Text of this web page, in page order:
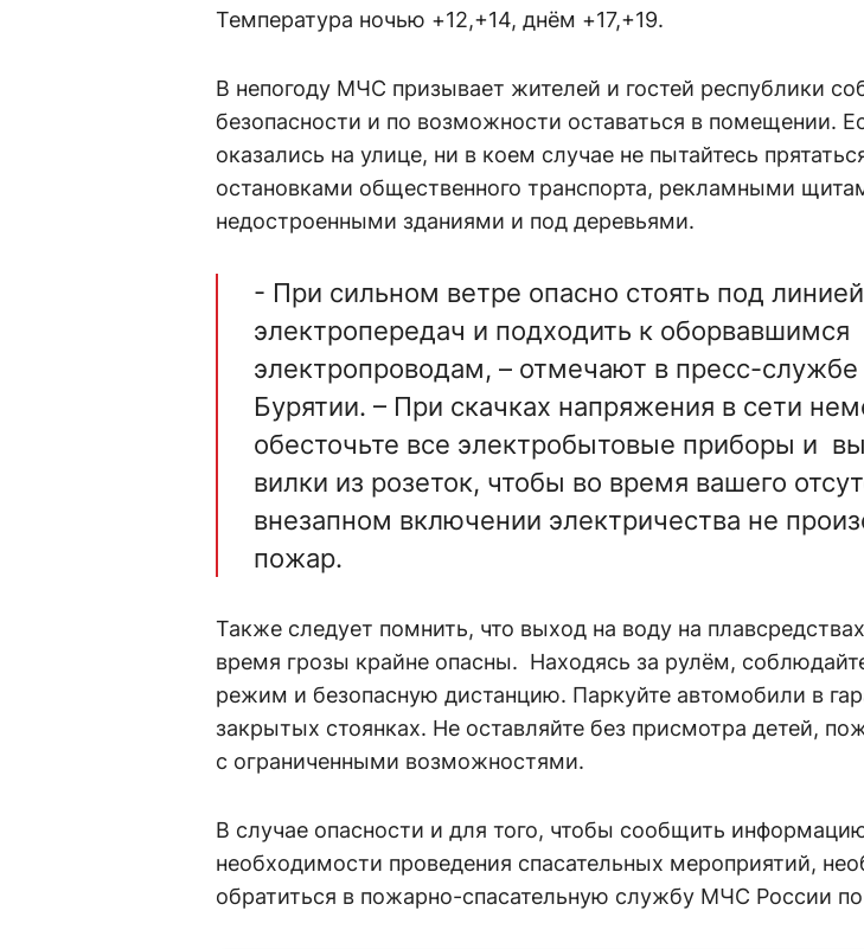
Температура ночью +12,+14, днём +17,+19.
В непогоду МЧС призывает жителей и гостей республики
безопасности и по возможности оставаться в помещении.
оказались на улице, ни в коем случае не пытайтесь
остановками общественного транспорта, рекламными
недостроенными зданиями и под деревьями.
- При сильном ветре опасно стоять под линией
электропередач и подходить к оборвавшимся
электропроводам, – отмечают в пресс-
Бурятии. – При скачках напряжения в сети
обесточьте все электробытовые приборы и
вилки из розеток, чтобы во время вашего
внезапном включении электричества не
пожар.
Также следует помнить, что выход на воду на
время грозы крайне опасны. Находясь за рулём,
режим и безопасную дистанцию. Паркуйте автомобили в
закрытых стоянках. Не оставляйте без присмотра детей,
с ограниченными возможностями.
В случае опасности и для того, чтобы сообщить
необходимости проведения спасательных мероприятий,
обратиться в пожарно-спасательную службу МЧС России по